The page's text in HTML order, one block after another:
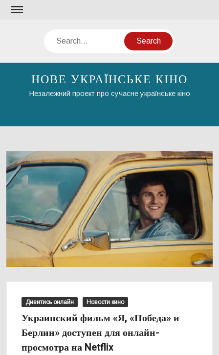
Skip
Search
НОВЕ УКРАЇНСЬКЕ КІНО
Незалежний проект про сучасне українське кіно
Дивитись онлайн Новости кино
Украинский фильм «Я, «Победа» и
Берлин» доступен для онлайн-
просмотра на Netflix